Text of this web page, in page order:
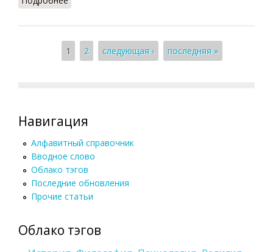
Страницы
1 2 следующая › последняя »
Навигация
Алфавитный справочник
Вводное слово
Облако тэгов
Последние обновления
Прочие статьи
Облако тэгов